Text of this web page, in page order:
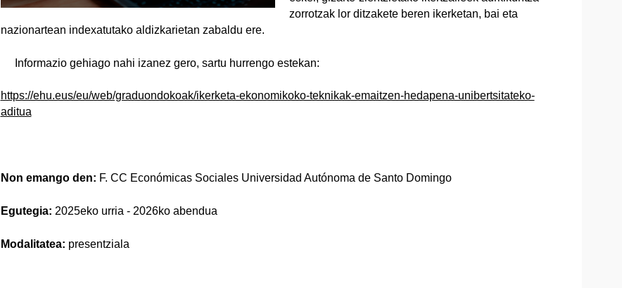
zorrotzak lor ditzakete beren ikerketan, bai eta
nazionartean indexatutako aldizkarietan zabaldu ere.
Informazio gehiago nahi izanez gero, sartu hurrengo estekan:
https://ehu.eus/eu/web/graduondokoak/ikerketa-ekonomikoko-teknikak-emaitzen-hedapena-unibertsitateko-
aditua
Non emango den: F. CC Económicas Sociales Universidad Autónoma de Santo Domingo
Egutegia: 2025eko urria - 2026ko abendua
Modalitatea: presentziala